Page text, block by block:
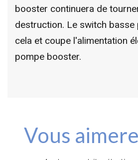
booster continuera de
destruction. Le switch
cela et coupe l'alimentation
pompe booster.
Vous